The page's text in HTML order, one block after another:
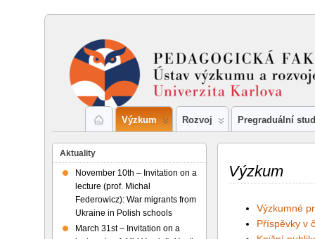
Výzkum Rozvoj Pregraduální
Výzkum
Výzkumné
Příspěvky v
Aktuality
November 10th – Invitation on a
lecture (prof. Michal
Federowicz): War migrants from
Ukraine in Polish schools
March 31st – Invitation on a